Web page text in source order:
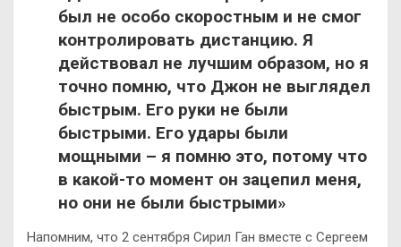
был не особо скоростным и не смог
контролировать дистанцию. Я
действовал не лучшим образом, но я
точно помню, что Джон не выглядел
быстрым. Его руки не были
быстрыми. Его удары были
мощными – я помню это, потому что
в какой-то момент он зацепил меня,
но они не были быстрыми»
Напомним, что 2 сентября Сирил Ган вместе с Сергеем